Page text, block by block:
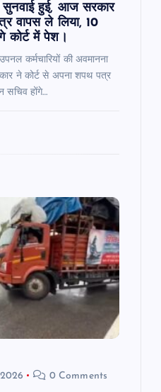
सुनवाई हुई, आज सरकार
वापस ले लिया, 10
कोर्ट में पेश।
कर्मचारियों की अवमानना
ने कोर्ट से अपना शपथ पत्र
सचिव होंगे…
0 Comments